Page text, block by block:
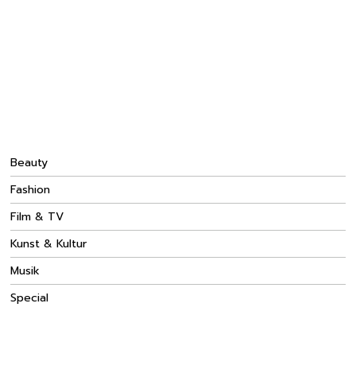
Beauty
Fashion
Film & TV
Kunst & Kultur
Musik
Special